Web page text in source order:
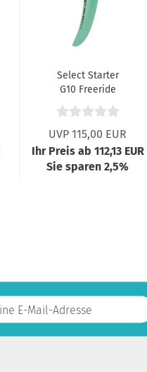
Select Starter
G10 Freeride
Finne 24
UVP 115,00 EUR
Ihr Preis ab 112,13 EUR
Sie sparen 2,5%